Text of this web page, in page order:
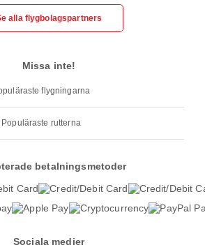
alla flygbolagspartners
Missa inte!
flygningarna
Populäraste rutterna
betalningsmetoder
Sociala medier